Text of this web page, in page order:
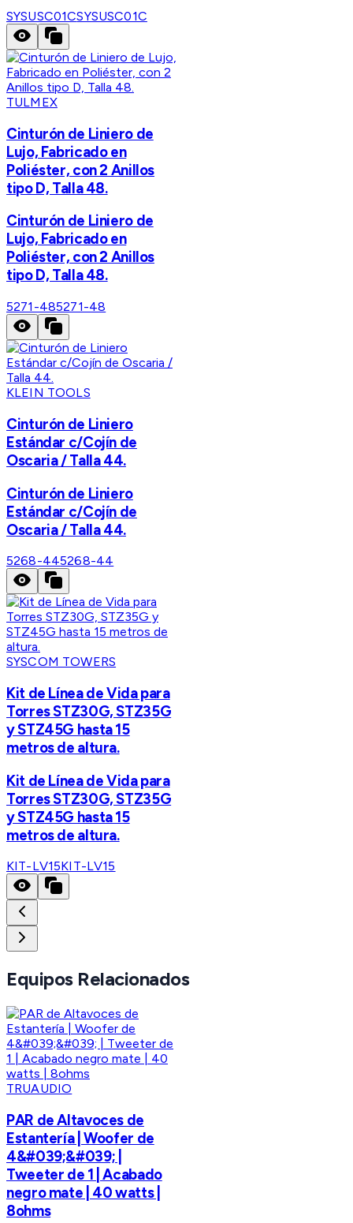
SYSUSC01CSYSUSC01C
TULMEX
Cinturón de Liniero de
Lujo, Fabricado en
Poliéster, con 2 Anillos
tipo D, Talla 48.
Cinturón de Liniero de
Lujo, Fabricado en
Poliéster, con 2 Anillos
tipo D, Talla 48.
5271-485271-48
KLEIN TOOLS
Cinturón de Liniero
Estándar c/Cojín de
Oscaria / Talla 44.
Cinturón de Liniero
Estándar c/Cojín de
Oscaria / Talla 44.
5268-445268-44
SYSCOM TOWERS
Kit de Línea de Vida para
Torres STZ30G, STZ35G
y STZ45G hasta 15
metros de altura.
Kit de Línea de Vida para
Torres STZ30G, STZ35G
y STZ45G hasta 15
metros de altura.
KIT-LV15KIT-LV15
Equipos Relacionados
TRUAUDIO
PAR de Altavoces de
Estantería | Woofer de
4&#039;&#039; |
Tweeter de 1 | Acabado
negro mate | 40 watts |
8ohms